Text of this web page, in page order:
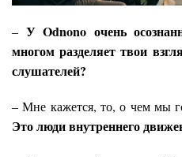
– У Odnono очень
многом разделяет твои
слушателей?
– Мне кажется, то, о чем мы
Это люди внутреннего